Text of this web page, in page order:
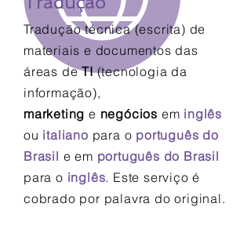
Tradução técnica (escrita) de
materiais e documentos das
áreas deTI(tecnologia da
informação),
marketing e negócios em inglês
ou italiano para o português do
Brasil e em português do Brasil
para o inglês. Este serviço é
cobrado por palavra do original.